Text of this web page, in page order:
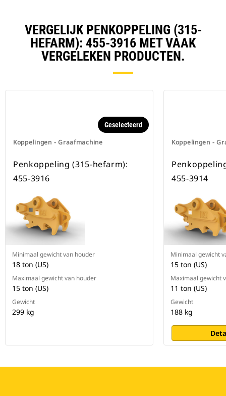
VERGELIJK PENKOPPELING (315-
HEFARM): 455-3916 MET VAAK
VERGELEKEN PRODUCTEN.
Koppelingen - Graafmachine
Geselecteerd
Penkoppeling (315-hefarm):
455-3916
Minimaal gewicht van houder
18 ton (US)
Maximaal gewicht van houder
15 ton (US)
Gewicht
299 kg
Koppelingen -
455-3914
Minimaal gewicht
15 ton (US)
Maximaal gewicht
11 ton (US)
Gewicht
188 kg